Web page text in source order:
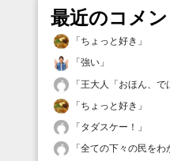
最近のコメン
「ちょっと好き 」
「強い 」
「王大人「おほん、で
「ちょっと好き 」
「タダスケー！ 」
「全ての下々の民をわ